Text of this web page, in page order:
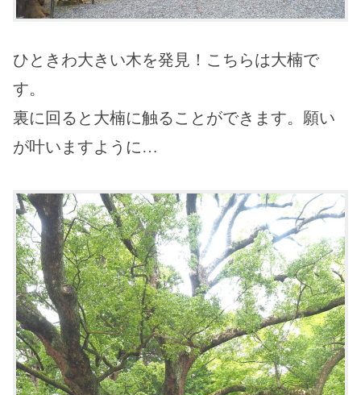
ひときわ大きい木を発見！こちらは大楠で
す。
裏に回ると大楠に触ることができます。願い
が叶いますように…